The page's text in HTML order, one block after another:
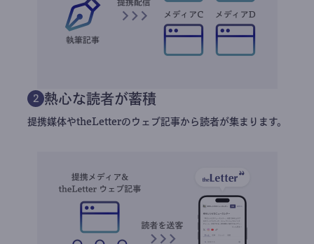
2 熱心な読者が蓄積
提携媒体やtheLetterのウェブ記事から読者が集まります。